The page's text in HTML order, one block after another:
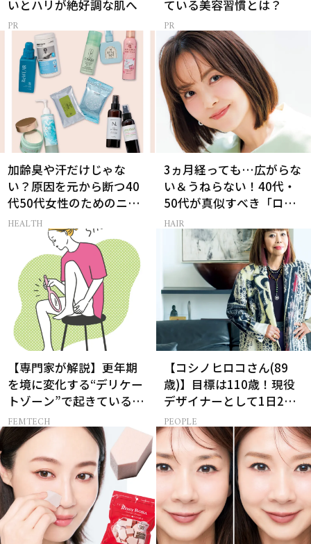
いとハリが絶好調な肌へ
ている美容習慣とは？
加齢臭や汗だけじゃな
い？原因を元から断つ40
代50代女性のためのニオ
イケア
HEALTH
3ヵ月経っても…広がらな
い＆うねらない！40代・
50代が真似すべき「ロー
レイヤーボブ」
HAIR
【専門家が解説】更年期
を境に変化する“デリケー
トゾーン”で起きているこ
と
FEMTECH
【コシノヒロコさん(89
歳)】目標は110歳！現役
デザイナーとして1日2食
と筋トレの理由
PEOPLE